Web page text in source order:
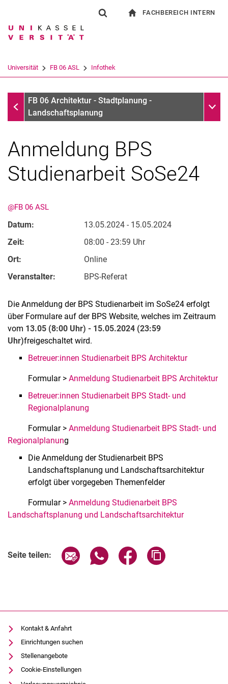
Springe direkt zu: Inhalt
Springe direkt zu: Suche
Springe direkt zu:
Suchbegriff
Suchen (öffnet externen Link in einem
FACHBEREICH INTERN
Universität FB 06 ASL Infothek
InfothekFB 06 Architektur - Stadtplanung -
Landschaftsplanung
Kontakte
Semesterinformationen
Newsletter
Stellenausschreibungen
Webseite R:ein
Anmeldung BPS
Studienarbeit SoSe24
@FB 06 ASL
Datum:
13.05.2024 - 15.05.2024
Zeit:
08:00 - 23:59 Uhr
Ort:
Online
Veranstalter:
BPS-Referat
Die Anmeldung der BPS Studienarbeit im SoSe24 erfolgt
über Formulare auf der BPS Website, welches im Zeitraum
vom 13.05 (8:00 Uhr) - 15.05.2024 (23:59
Uhr)freigeschaltet wird.
Betreuer:innen Studienarbeit BPS Architektur
Formular > Anmeldung Studienarbeit BPS Architektur
Betreuer:innen Studienarbeit BPS Stadt- und
Regionalplanung
Formular > Anmeldung Studienarbeit BPS Stadt- und
Regionalplanung
Die Anmeldung der Studienarbeit BPS
Landschaftsplanung und Landschaftsarchitektur
erfolgt über vorgegeben Themenfelder
Formular > Anmeldung Studienarbeit BPS
Landschaftsplanung und Landschaftsarchitektur
Seite teilen: Seite über E-Mail teilen
Seite über WhatsApp teilen
Seite über Facebook
Kontakt & Anfahrt
Einrichtungen suchen
Stellenangebote
Cookie-Einstellungen